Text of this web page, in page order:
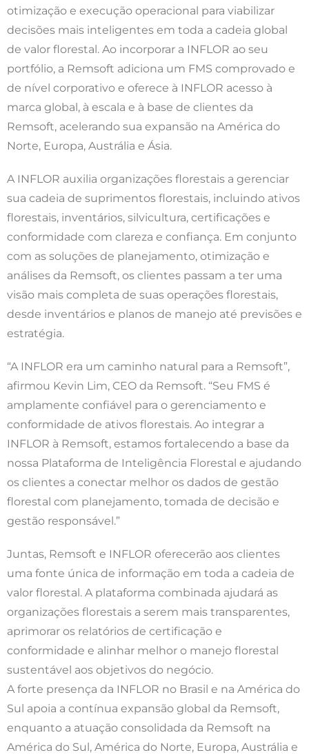
otimização e execução operacional para viabilizar
decisões mais inteligentes em toda a cadeia global
de valor florestal. Ao incorporar a INFLOR ao seu
portfólio, a Remsoft adiciona um FMS comprovado e
de nível corporativo e oferece à INFLOR acesso à
marca global, à escala e à base de clientes da
Remsoft, acelerando sua expansão na América do
Norte, Europa, Austrália e Ásia.
A INFLOR auxilia organizações florestais a gerenciar
sua cadeia de suprimentos florestais, incluindo ativos
florestais, inventários, silvicultura, certificações e
conformidade com clareza e confiança. Em conjunto
com as soluções de planejamento, otimização e
análises da Remsoft, os clientes passam a ter uma
visão mais completa de suas operações florestais,
desde inventários e planos de manejo até previsões e
estratégia.
“A INFLOR era um caminho natural para a Remsoft”,
afirmou Kevin Lim, CEO da Remsoft. “Seu FMS é
amplamente confiável para o gerenciamento e
conformidade de ativos florestais. Ao integrar a
INFLOR à Remsoft, estamos fortalecendo a base da
nossa Plataforma de Inteligência Florestal e ajudando
os clientes a conectar melhor os dados de gestão
florestal com planejamento, tomada de decisão e
gestão responsável.”
Juntas, Remsoft e INFLOR oferecerão aos clientes
uma fonte única de informação em toda a cadeia de
valor florestal. A plataforma combinada ajudará as
organizações florestais a serem mais transparentes,
aprimorar os relatórios de certificação e
conformidade e alinhar melhor o manejo florestal
sustentável aos objetivos do negócio.
A forte presença da INFLOR no Brasil e na América do
Sul apoia a contínua expansão global da Remsoft,
enquanto a atuação consolidada da Remsoft na
América do Sul, América do Norte, Europa, Austrália e